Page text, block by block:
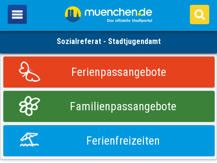
Sozialreferat - Stadtjugendamt
Ferienpassangebote
Familienpassangebote
Ferienfreizeiten